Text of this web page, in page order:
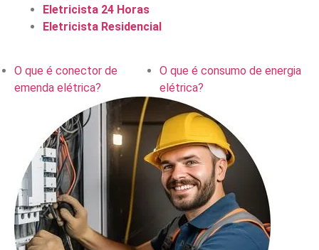
Eletricista 24 Horas
Eletricista Residencial
O que é conector de
emenda elétrica?
O que é consumo de energia
elétrica?